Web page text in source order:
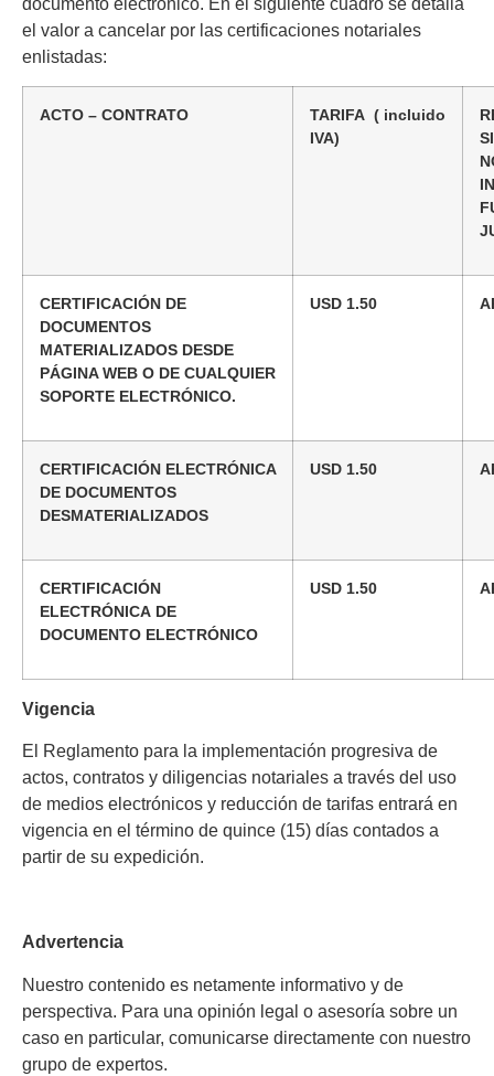
el valor a cancelar por las certificaciones notariales
enlistadas:
ACTO – CONTRATO TARIFA ( incluido
IVA)
CERTIFICACIÓN DE
DOCUMENTOS
MATERIALIZADOS DESDE
PÁGINA WEB O DE CUALQUIER
SOPORTE ELECTRÓNICO.
USD 1.50
CERTIFICACIÓN ELECTRÓNICA
DE DOCUMENTOS
DESMATERIALIZADOS
USD 1.50
CERTIFICACIÓN
ELECTRÓNICA DE
DOCUMENTO ELECTRÓNICO
USD 1.50
Vigencia
El Reglamento para la implementación progresiva de
actos, contratos y diligencias notariales a través del uso
de medios electrónicos y reducción de tarifas entrará en
vigencia en el término de quince (15) días contados a
partir de su expedición.
Advertencia
Nuestro contenido es netamente informativo y de
perspectiva. Para una opinión legal o asesoría sobre un
caso en particular, comunicarse directamente con nuestro
grupo de expertos.